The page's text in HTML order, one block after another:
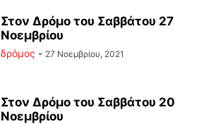
Στον Δρόμο του Σαββάτου 27
Νοεμβρίου
δρόμος - 27 Νοεμβρίου, 2021
Στον Δρόμο του Σαββάτου 20
Νοεμβρίου